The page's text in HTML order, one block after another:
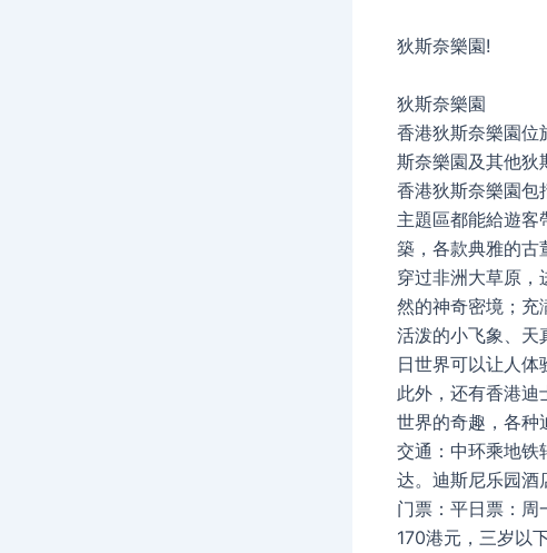
狄斯奈樂園!
狄斯奈樂園
香港狄斯奈樂園位
斯奈樂園及其他狄
香港狄斯奈樂園包
主題區都能給遊客
築，各款典雅的古
穿过非洲大草原，
然的神奇密境；充
活泼的小飞象、天
日世界可以让人体
此外，还有香港迪
世界的奇趣，各种
交通：中环乘地铁
达。迪斯尼乐园酒
门票：平日票：
170港元，三岁以